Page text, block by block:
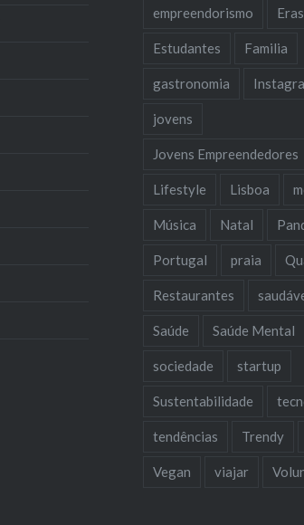
empreendorismo
Estudantes Familia
gastronomia
jovens
Jovens Empreendedores
Lifestyle Lisboa
Música Natal
Portugal praia
Restaurantes
Saúde Saúde Mental
sociedade startup
Sustentabilidade
tendências Trendy
Vegan viajar